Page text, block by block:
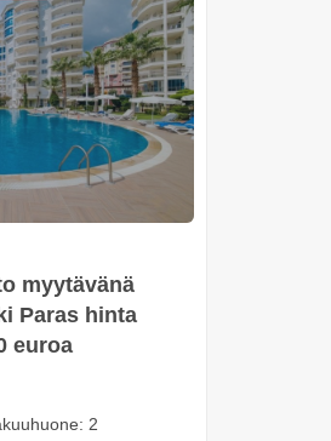
myytävänä
Paras hinta
euroa
2